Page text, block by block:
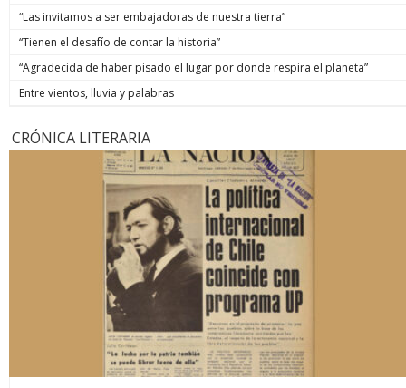
“Las invitamos a ser embajadoras de nuestra tierra”
“Tienen el desafío de contar la historia”
“Agradecida de haber pisado el lugar por donde respira el planeta”
Entre vientos, lluvia y palabras
CRÓNICA LITERARIA